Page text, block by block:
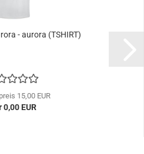
- aurora (TSHIRT)
15,00 EUR
0,00 EUR